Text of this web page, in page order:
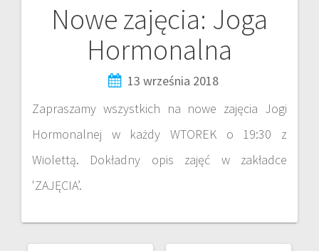
Nowe zajęcia: Joga
Hormonalna
13 września 2018
Zapraszamy wszystkich na nowe zajęcia Jogi
Hormonalnej w każdy WTOREK o 19:30 z
Wiolettą. Dokładny opis zajęć w zakładce
'ZAJĘCIA’.